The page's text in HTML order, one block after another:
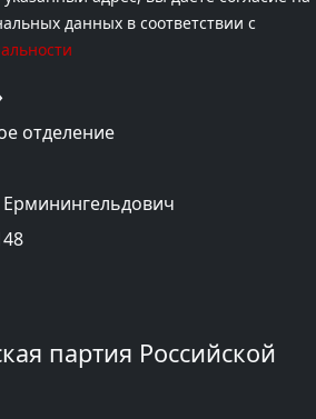
данных в соответствии с
отделение
партия Российской